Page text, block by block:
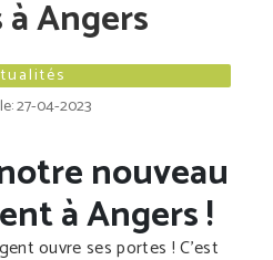
Angers
27-04-2023
nouveau
à Angers !
ouvre ses portes ! C’est